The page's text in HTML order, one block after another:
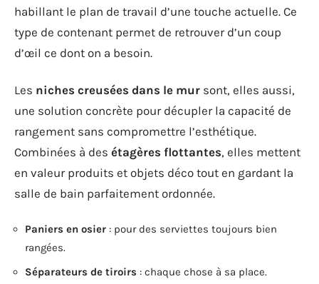
habillant le plan de travail d’une touche actuelle. Ce
type de contenant permet de retrouver d’un coup
d’œil ce dont on a besoin.
Les niches creusées dans le mur sont, elles aussi,
une solution concrète pour décupler la capacité de
rangement sans compromettre l’esthétique.
Combinées à des étagères flottantes, elles mettent
en valeur produits et objets déco tout en gardant la
salle de bain parfaitement ordonnée.
Paniers en osier : pour des serviettes toujours bien
rangées.
Séparateurs de tiroirs : chaque chose à sa place.